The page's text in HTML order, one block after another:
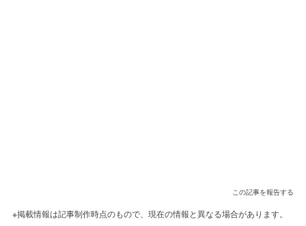
この記事を報告する
※掲載情報は記事制作時点のもので、現在の情報と異なる場合があります。